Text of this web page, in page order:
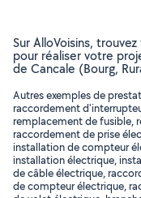
Sur AlloVoisins,
pour réaliser votre
de Cancale (Bourg,
Autres exemples de
raccordement
remplacement de fusible,
raccordement de prise
installation de compteur
installation électrique,
de câble électrique,
de compteur électrique,